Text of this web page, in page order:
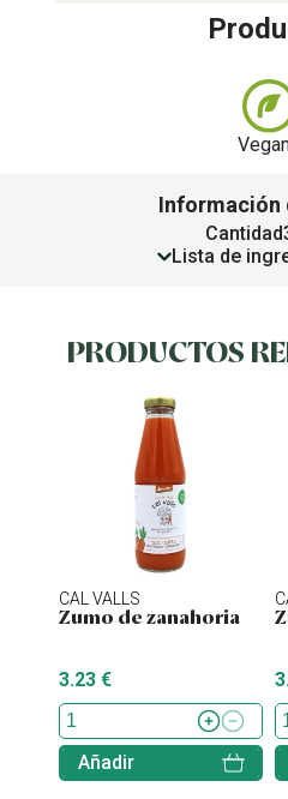
Información
Cantidad
Lista de
PRODUCTOS
CAL VALLS
Zumo de zanahoria
3.23 €
Añadir